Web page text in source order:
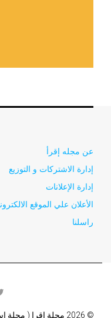
عن مجله إقرأ
إدارة الاشتركات و التوزيع
إدارة الإعلانات
الأعلان علي الموقع
راسلنا
© 2026 مجلة اقرا (